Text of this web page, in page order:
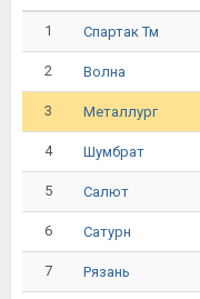
1 Спартак Тм
2 Волна
3 Металлург
4 Шумбрат
5 Салют
6 Сатурн
7 Рязань